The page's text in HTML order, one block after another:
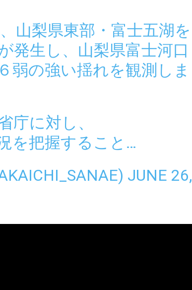
山梨県東部・富士五湖を
発生し、山梨県富士河口
弱の強い揺れを観測しま
庁に対し、
を把握すること…
JUNE 26,